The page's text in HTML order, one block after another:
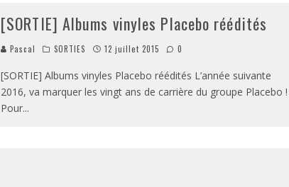
[SORTIE] Albums vinyles Placebo réédités
Pascal SORTIES 12 juillet 2015 0
[SORTIE] Albums vinyles Placebo réédités L’année suivante
2016, va marquer les vingt ans de carrière du groupe Placebo !
Pour...